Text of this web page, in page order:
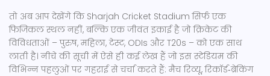
तो अब आप देखेंगे कि Sharjah Cricket Stadium सिर्फ एक
फिजिकल स्थल नहीं, बल्कि एक जीवंत इकाई है जो क्रिकेट की
विविधताओं – पुरुष, महिला, टेस्ट, ODIs और T20s – को एक साथ
लाती है। नीचे की सूची में ऐसे ही कई लेख हैं जो इस स्टेडियम की
विभिन्न पहलुओं पर गहराई से चर्चा करते हैं: मैच रिव्यू, रिकॉर्ड‑ब्रेकिंग